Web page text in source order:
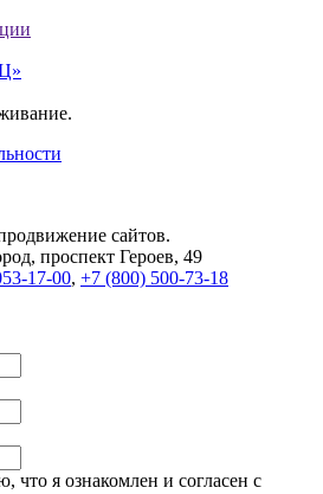
сайтов.
проспект Героев, 49
17-00, +7 (800) 500-73-18
что я ознакомлен и согласен с